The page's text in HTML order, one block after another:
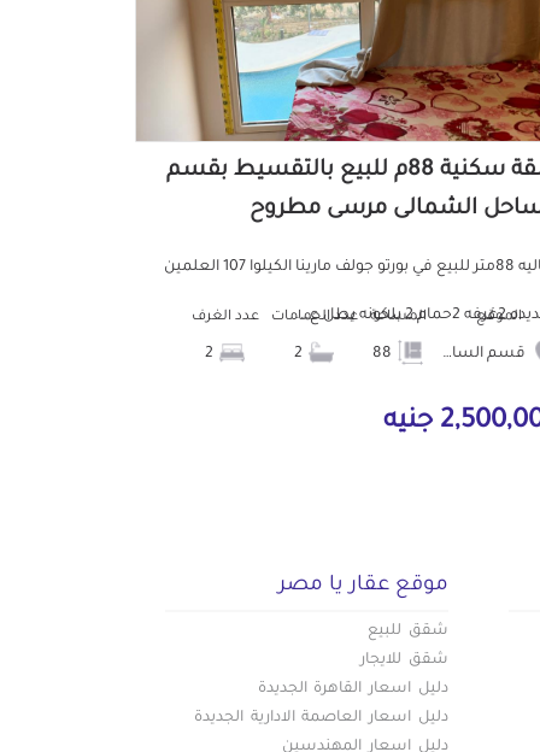
شقة سكنية 88م للبيع بالتقسيط بقسم
الشمالى مرسى مطروح
شاليه 88متر للبيع في بورتو جولف مارينا الكيلوا 107 العلمين
2 بلكونه يطل ع...
الموقع
قسم الساحل الشمالى
المساحة عدد الحمامات عدد الغرف
جنيه
موقع عقار يا مصر
شقق للبيع
شقق للايجار
دليل اسعار القاهرة الجديدة
دليل اسعار العاصمة الادارية الجديدة
دليل اسعار المهندسين